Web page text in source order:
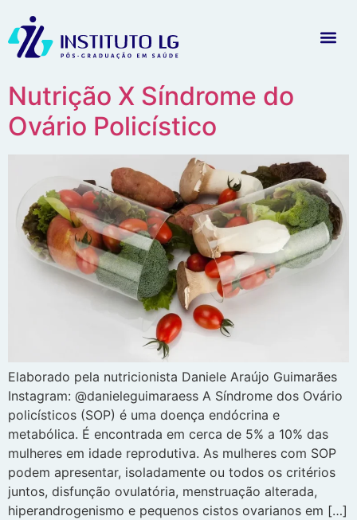
Nutrição X Síndrome do
Ovário Policístico
Elaborado pela nutricionista Daniele Araújo Guimarães
Instagram: @danieleguimaraess A Síndrome dos Ovário
policísticos (SOP) é ​​uma doença endócrina e
metabólica. É encontrada em cerca de 5% a 10% das
mulheres em idade reprodutiva. As mulheres com SOP
podem apresentar, isoladamente ou todos os critérios
juntos, disfunção ovulatória, menstruação alterada,
hiperandrogenismo e pequenos cistos ovarianos em […]